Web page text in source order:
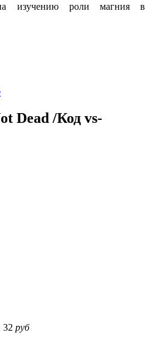
изучению роли магния в
Dead /Код vs-
32 руб